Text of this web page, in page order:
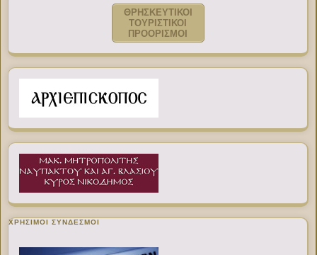
ΘΡΗΣΚΕΥΤΙΚΟΙ
ΤΟΥΡΙΣΤΙΚΟΙ
ΠΡΟΟΡΙΣΜΟΙ
ΧΡΉΣΙΜΟΙ ΣΎΝΔΕΣΜΟΙ